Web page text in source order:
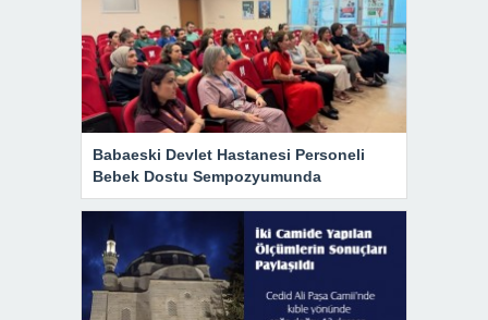
Babaeski Devlet Hastanesi Personeli
Bebek Dostu Sempozyumunda